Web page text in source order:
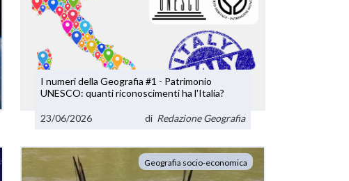
I numeri della Geografia #1 - Patrimonio
UNESCO: quanti riconoscimenti ha l'Italia?
23/06/2026 di Redazione Geografia
Geografia socio-economica